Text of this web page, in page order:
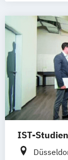
Hotel-
Tourism
IST-